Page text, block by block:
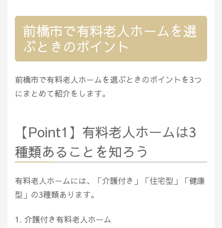
前橋市で有料老人ホームを選
ぶときのポイント
前橋市で有料老人ホームを選ぶときのポイントを3つ
にまとめて紹介をします。
【Point1】有料老人ホームは3
種類あることを知ろう
有料老人ホームには、「介護付き」「住宅型」「健康
型」の3種類あります。
介護付き有料老人ホーム